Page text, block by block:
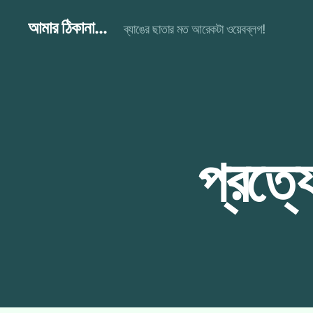
আমার ঠিকানা... ব্যাঙের ছাতার মত আরেকটা ওয়েবব্লগ!